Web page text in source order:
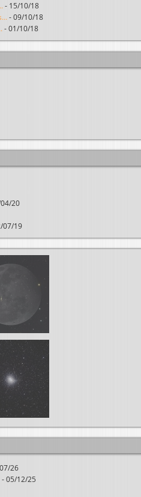
- 15/10/18
- 09/10/18
- 01/10/18
20
07/19
26
- 05/12/25